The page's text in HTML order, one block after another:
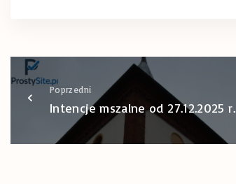
Poprzedni
Intencje mszalne od 27.12.2025 r.